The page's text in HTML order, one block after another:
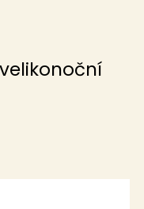
velikonoční